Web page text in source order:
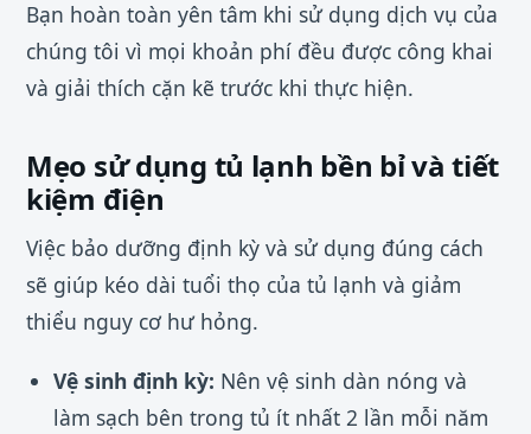
Bạn hoàn toàn yên tâm khi sử dụng dịch vụ của
chúng tôi vì mọi khoản phí đều được công khai
và giải thích cặn kẽ trước khi thực hiện.
Mẹo sử dụng tủ lạnh bền bỉ và tiết
kiệm điện
Việc bảo dưỡng định kỳ và sử dụng đúng cách
sẽ giúp kéo dài tuổi thọ của tủ lạnh và giảm
thiểu nguy cơ hư hỏng.
Vệ sinh định kỳ: Nên vệ sinh dàn nóng và
làm sạch bên trong tủ ít nhất 2 lần mỗi năm